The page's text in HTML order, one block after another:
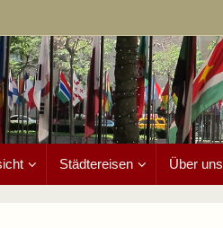
Städtereisen Über uns